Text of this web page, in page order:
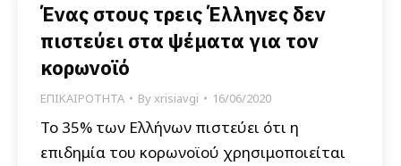
Ένας στους τρεις Έλληνες δεν
πιστεύει στα ψέματα για τον
κορωνοϊό
ΕΠΙΚΑΙΡΟΤΗΤΑ Byxrisiavgi 16/06/2020
Το 35% των Ελλήνων πιστεύει ότι η
επιδημία του κορωνοϊού χρησιμοποιείται